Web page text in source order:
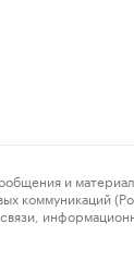
и материалы
коммуникаций